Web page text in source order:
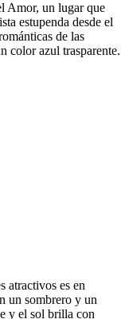
Amor, un lugar que
estupenda desde el
de las
color azul trasparente.
atractivos es en
un sombrero y un
y el sol brilla con